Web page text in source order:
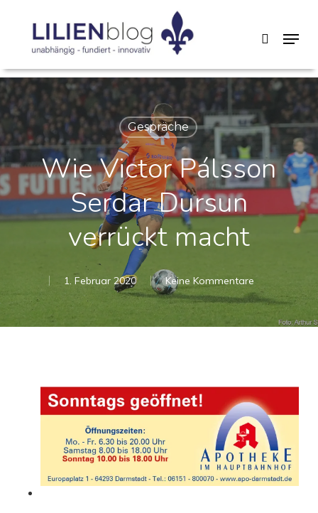
content
search
Menu
Gespräche
Wie Victor Pálsson
Serdar Dursun
verrückt macht
1. Februar 2020 Keine Kommentare